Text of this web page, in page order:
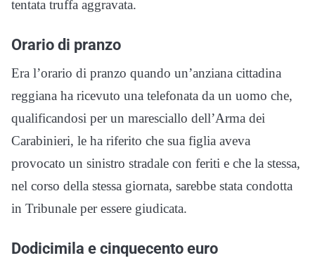
tentata truffa aggravata.
Orario di pranzo
Era l’orario di pranzo quando un’anziana cittadina
reggiana ha ricevuto una telefonata da un uomo che,
qualificandosi per un maresciallo dell’Arma dei
Carabinieri, le ha riferito che sua figlia aveva
provocato un sinistro stradale con feriti e che la stessa,
nel corso della stessa giornata, sarebbe stata condotta
in Tribunale per essere giudicata.
Dodicimila e cinquecento euro